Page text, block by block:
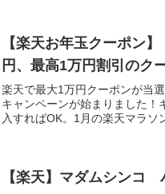
【楽天お年玉クーポン
円、最高1万円割引のク
楽天で最大1万円クーポンが当
キャンペーンが始まりました
入すればOK。1月の楽天マラソ
【楽天】マダムシンコ